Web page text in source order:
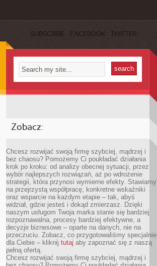
SUBSCRIBE FACEBOOK TWITTER
Zobacz:
Chcesz rozwijać swoją firmę szybciej, mądrzej i
bez chaosu? Pomożemy Ci poukładać działania
krok po kroku: od analizy obecnej sytuacji, przez
wybór najlepszych rozwiązań, aż po wdrożenie
strategii, która przynosi wymierne efekty. Stawiamy
na przejrzystą współpracę, konkretne wskaźniki
oraz wsparcie na każdym etapie – tak, abyś
widział, gdzie jesteś i dokąd zmierzasz. Dzięki
naszym usługom Twoja marka stanie się bardziej
rozpoznawalna, procesy bardziej efektywne, a
decyzje biznesowe – oparte na danych, nie na
przeczuciu. Zobacz, co przygotowaliśmy specjalnie
dla Ciebie – kliknij tutaj aby zapoznać się z naszą
pełną ofertą.
Chcesz rozwijać swoją firmę szybciej, mądrzej i